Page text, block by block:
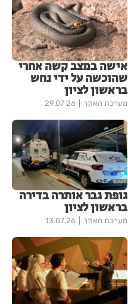
אישה במצב קשה אחרי
שהוכשה על ידי נחש
בראשון לציון
מערכת האתר 29.07.26
גופת גבר אותרה בדירה
בראשון לציון
מערכת האתר 13.07.26